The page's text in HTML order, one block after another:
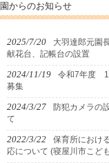
園からのお知らせ
2025/7/20
大羽達郎元園
献花台、記帳台の設置
2024/11/19
令和7年度 1
募集
2024/3/27
防犯カメラの
て
2022/3/22
保育所におけ
応について (寝屋川市こど